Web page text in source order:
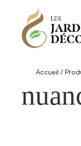
contenu
Accueil /